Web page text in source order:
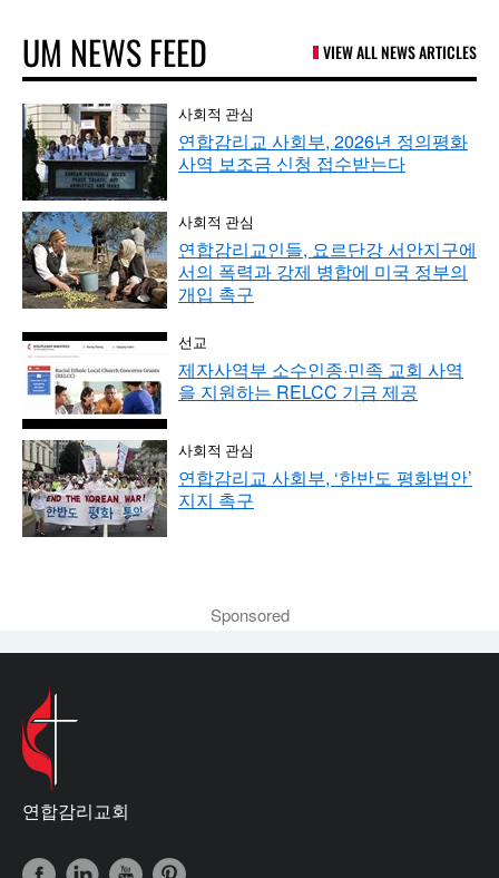
UM NEWS FEED VIEW ALL NEWS ARTICLES
사회적 관심
연합감리교 사회부, 2026년 정의평화
사역 보조금 신청 접수받는다
사회적 관심
연합감리교인들, 요르단강 서안지구에
서의 폭력과 강제 병합에 미국 정부의
개입 촉구
선교
제자사역부 소수인종·민족 교회 사역
을 지원하는 RELCC 기금 제공
사회적 관심
연합감리교 사회부, ‘한반도 평화법안’
지지 촉구
Sponsored
연합감리교회